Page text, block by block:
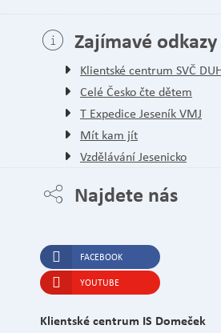
Zajímavé odkazy
Klientské centrum SVČ
Celé Česko čte dětem
T Expedice Jeseník VMJ
Mít kam jít
Vzdělávání Jesenicko
Najdete nás
FACEBOOK
YOUTUBE
Klientské centrum IS Domeček